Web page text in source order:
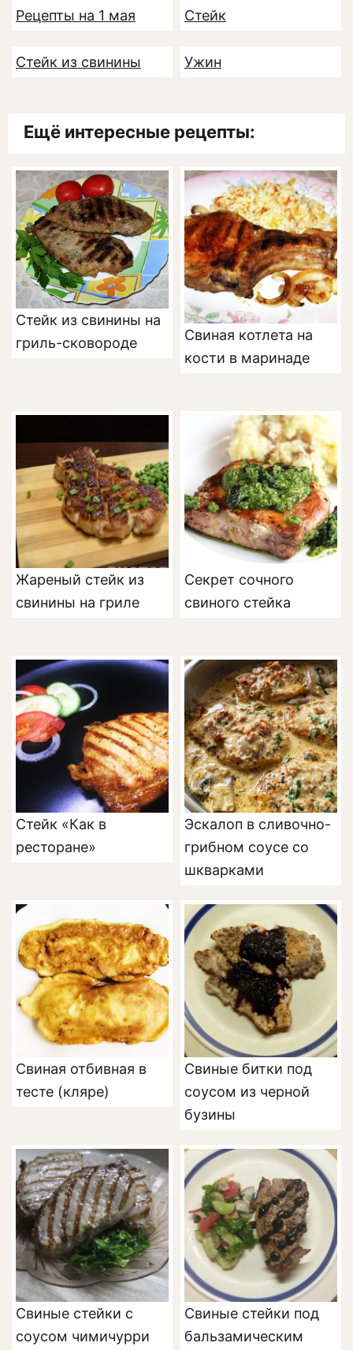
Рецепты на 1 мая Стейк
Стейк из свинины Ужин
Ещё интересные рецепты:
Стейк из свинины на
гриль-сковороде
Свиная котлета на
кости в маринаде
Жареный стейк из
свинины на гриле
Секрет сочного
свиного стейка
Стейк «Как в
ресторане»
Эскалоп в сливочно-
грибном соусе со
шкварками
Свиная отбивная в
тесте (кляре)
Свиные битки под
соусом из черной
бузины
Свиные стейки с
соусом чимичурри
Свиные стейки под
бальзамическим